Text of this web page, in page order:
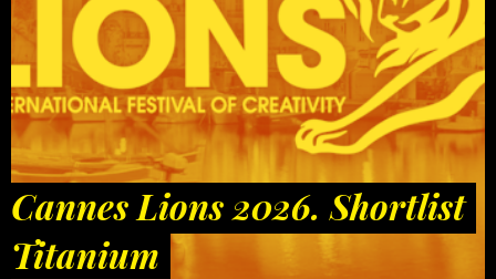
Cannes Lions 2026. Shortlist
Titanium